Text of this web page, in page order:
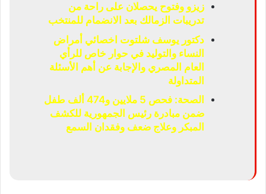
زيزو وفتوح يحصلان على راحة من
تدريبات الزمالك بعد الانضمام للمنتخب
دكتور يوسف شلتوت اخصائي أمراض
النساء والتوليد في حوار خاص للرأي
العام المصري والإجابة عن أهم الأسئلة
المتداولة
الصحة: فحص 5 ملايين و474 ألف طفل
ضمن مبادرة رئيس الجمهورية للكشف
المبكر وعلاج ضعف وفقدان السمع